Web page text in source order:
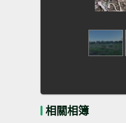
相關相簿